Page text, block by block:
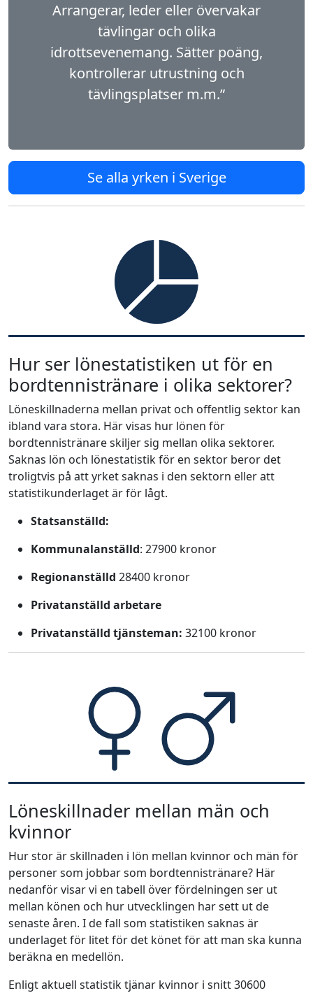
Arrangerar, leder eller övervakar
tävlingar och olika
idrottsevenemang. Sätter poäng,
kontrollerar utrustning och
tävlingsplatser m.m.”
Se alla yrken i Sverige
Hur ser lönestatistiken ut för en
bordtennistränare i olika sektorer?
Löneskillnaderna mellan privat och offentlig sektor kan
ibland vara stora. Här visas hur lönen för
bordtennistränare skiljer sig mellan olika sektorer.
Saknas lön och lönestatistik för en sektor beror det
troligtvis på att yrket saknas i den sektorn eller att
statistikunderlaget är för lågt.
Statsanställd:
Kommunalanställd: 27900 kronor
Regionanställd 28400 kronor
Privatanställd arbetare
Privatanställd tjänsteman: 32100 kronor
Löneskillnader mellan män och
kvinnor
Hur stor är skillnaden i lön mellan kvinnor och män för
personer som jobbar som bordtennistränare? Här
nedanför visar vi en tabell över fördelningen ser ut
mellan könen och hur utvecklingen har sett ut de
senaste åren. I de fall som statistiken saknas är
underlaget för litet för det könet för att man ska kunna
beräkna en medellön.
Enligt aktuell statistik tjänar kvinnor i snitt 30600